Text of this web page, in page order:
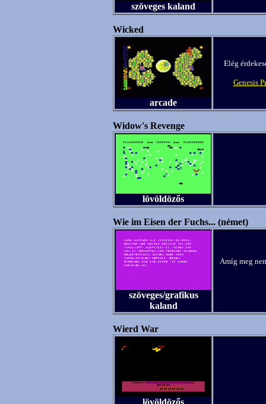
szöveges kaland
Wicked
arcade
Elég
Genesis
Widow's Revenge
lövöldözős
Wie im Eisen der Fuchs... (német)
szöveges/grafikus
kaland
Amíg meg
Wierd War
lövöldözős